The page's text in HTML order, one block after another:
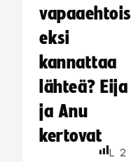
vapaaehtois
eksi
kannattaa
lähteä? Eija
ja Anu
kertovat
L 2